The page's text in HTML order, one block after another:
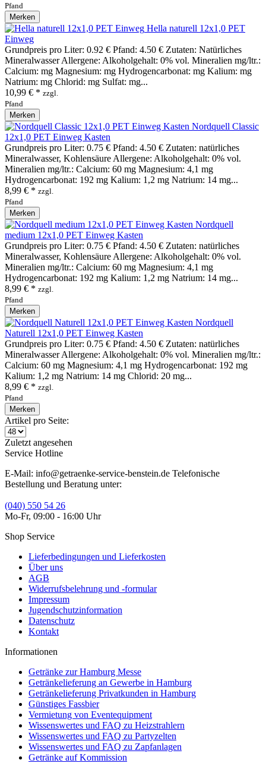
Pfand
Merken
Hella naturell 12x1,0 PET
Einweg
Grundpreis pro Liter: 0.92 € Pfand: 4.50 € Zutaten: Natürliches
Mineralwasser Allergene: Alkoholgehalt: 0% vol. Mineralien mg/ltr.:
Calcium: mg Magnesium: mg Hydrogencarbonat: mg Kalium: mg
Natrium: mg Chlorid: mg Sulfat: mg...
10,99 € * zzgl.
Pfand
Merken
Nordquell Classic
12x1,0 PET Einweg Kasten
Grundpreis pro Liter: 0.75 € Pfand: 4.50 € Zutaten: natürliches
Mineralwasser, Kohlensäure Allergene: Alkoholgehalt: 0% vol.
Mineralien mg/ltr.: Calcium: 60 mg Magnesium: 4,1 mg
Hydrogencarbonat: 192 mg Kalium: 1,2 mg Natrium: 14 mg...
8,99 € * zzgl.
Pfand
Merken
Nordquell
medium 12x1,0 PET Einweg Kasten
Grundpreis pro Liter: 0.75 € Pfand: 4.50 € Zutaten: natürliches
Mineralwasser, Kohlensäure Allergene: Alkoholgehalt: 0% vol.
Mineralien mg/ltr.: Calcium: 60 mg Magnesium: 4,1 mg
Hydrogencarbonat: 192 mg Kalium: 1,2 mg Natrium: 14 mg...
8,99 € * zzgl.
Pfand
Merken
Nordquell
Naturell 12x1,0 PET Einweg Kasten
Grundpreis pro Liter: 0.75 € Pfand: 4.50 € Zutaten: natürliches
Mineralwasser Allergene: Alkoholgehalt: 0% vol. Mineralien mg/ltr.:
Calcium: 60 mg Magnesium: 4,1 mg Hydrogencarbonat: 192 mg
Kalium: 1,2 mg Natrium: 14 mg Chlorid: 20 mg...
8,99 € * zzgl.
Pfand
Merken
Artikel pro Seite:
Zuletzt angesehen
Service Hotline
E-Mail: info@getraenke-service-benstein.de Telefonische
Bestellung und Beratung unter:
(040) 550 54 26
Mo-Fr, 09:00 - 16:00 Uhr
Shop Service
Lieferbedingungen und Lieferkosten
Über uns
AGB
Widerrufsbelehrung und -formular
Impressum
Jugendschutzinformation
Datenschutz
Kontakt
Informationen
Getränke zur Hamburg Messe
Getränkelieferung an Gewerbe in Hamburg
Getränkelieferung Privatkunden in Hamburg
Günstiges Fassbier
Vermietung von Eventequipment
Wissenswertes und FAQ zu Heizstrahlern
Wissenswertes und FAQ zu Partyzelten
Wissenswertes und FAQ zu Zapfanlagen
Getränke auf Kommission